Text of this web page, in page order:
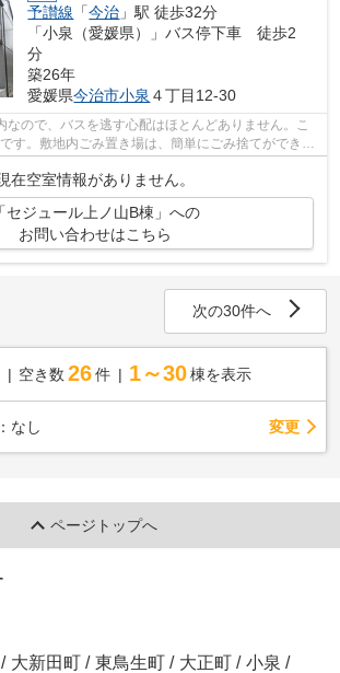
予讃線 「今治 」駅 徒歩32分
「小泉（愛媛県）」バス停下車 徒歩2
分
築26年
愛媛県今治市小泉 ４丁目12-30
なので、バスを逃す心配はほとんどありません。こ
す。敷地内ごみ置き場は、簡単にごみ捨てができる
在空室情報がありません。
「セジュール上ノ山B棟」への
お問い合わせはこちら
次の30件へ
空き数 26 件 1～30 棟を表示
なし 変更
ページトップへ
/ 大新田町 / 東鳥生町 / 大正町 / 小泉 /